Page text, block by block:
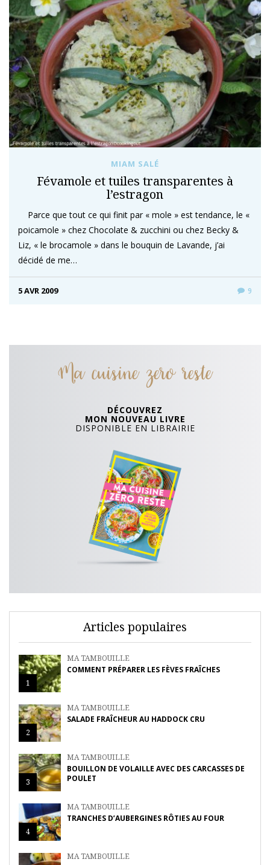
MIAM SALÉ
Févamole et tuiles transparentes à
l’estragon
Parce que tout ce qui finit par « mole » est tendance, le «
poicamole » chez Chocolate & zucchini ou chez Becky &
Liz, « le brocamole » dans le bouquin de Lavande, j’ai
décidé de me…
5 AVR 2009 9
Ma cuisine zero reste
DÉCOUVREZ
MON NOUVEAU LIVRE
DISPONIBLE EN LIBRAIRIE
Articles populaires
1
MA TAMBOUILLE
COMMENT PRÉPARER LES FÈVES FRAÎCHES
2
MA TAMBOUILLE
SALADE FRAÎCHEUR AU HADDOCK CRU
3
MA TAMBOUILLE
BOUILLON DE VOLAILLE AVEC DES CARCASSES DE
POULET
4
MA TAMBOUILLE
TRANCHES D’AUBERGINES RÔTIES AU FOUR
MA TAMBOUILLE